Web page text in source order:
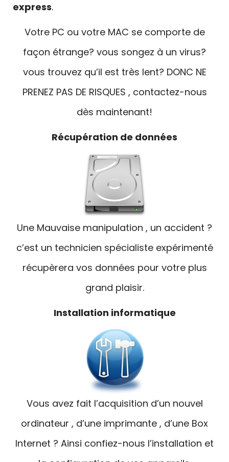
express.
Votre PC ou votre MAC se comporte de
façon étrange? vous songez à un virus?
vous trouvez qu’il est très lent? DONC NE
PRENEZ PAS DE RISQUES , contactez-nous
dès maintenant!
Récupération de données
Une Mauvaise manipulation , un accident ?
c’est un technicien spécialiste expérimenté
récupèrera vos données pour votre plus
grand plaisir.
Installation informatique
Vous avez fait l’acquisition d’un nouvel
ordinateur , d’une imprimante , d’une Box
Internet ? Ainsi confiez-nous l’installation et